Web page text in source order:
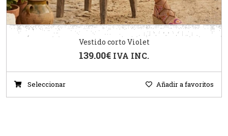
Vestido corto Violet
139.00€ IVA INC.
Seleccionar Añadir a favoritos